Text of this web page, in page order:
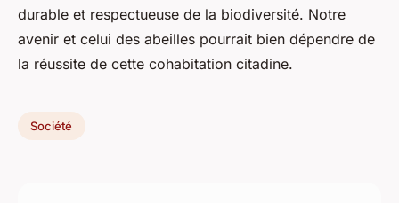
durable et respectueuse de la biodiversité. Notre
avenir et celui des abeilles pourrait bien dépendre de
la réussite de cette cohabitation citadine.
Société